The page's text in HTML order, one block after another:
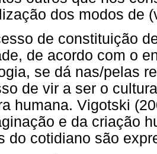
dos modos de
de constituição
de acordo com o
se dá nas/pelas
de vir a ser o
humana. Vigotski
e da criação
do cotidiano são